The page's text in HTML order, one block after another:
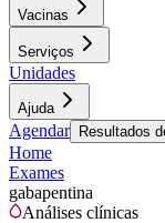
Vacinas
Serviços
Unidades
Ajuda
Agendar Resultados
Home
Exames
gabapentina
Análises clínicas